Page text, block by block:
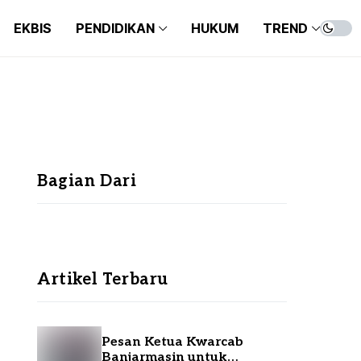
EKBIS PENDIDIKAN HUKUM TREND
SEPAKBOLA
OLAHRAGA
BEASISWA
Bagian Dari
Artikel Terbaru
Pesan Ketua Kwarcab
Banjarmasin untuk